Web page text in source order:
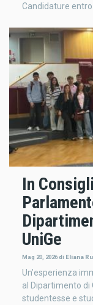
Candidature
In
UniGe
Mag 20, 2026di Eliana
Un’esperienza
al Dipartimento di
studentesse e